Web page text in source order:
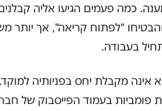
כמה פעמים הגיעו אליה
"לפתוח קריאה", אך יותר
בעבודה.
מקבלת יחס בפניותיה
פומביות בעמוד הפייסבוק של